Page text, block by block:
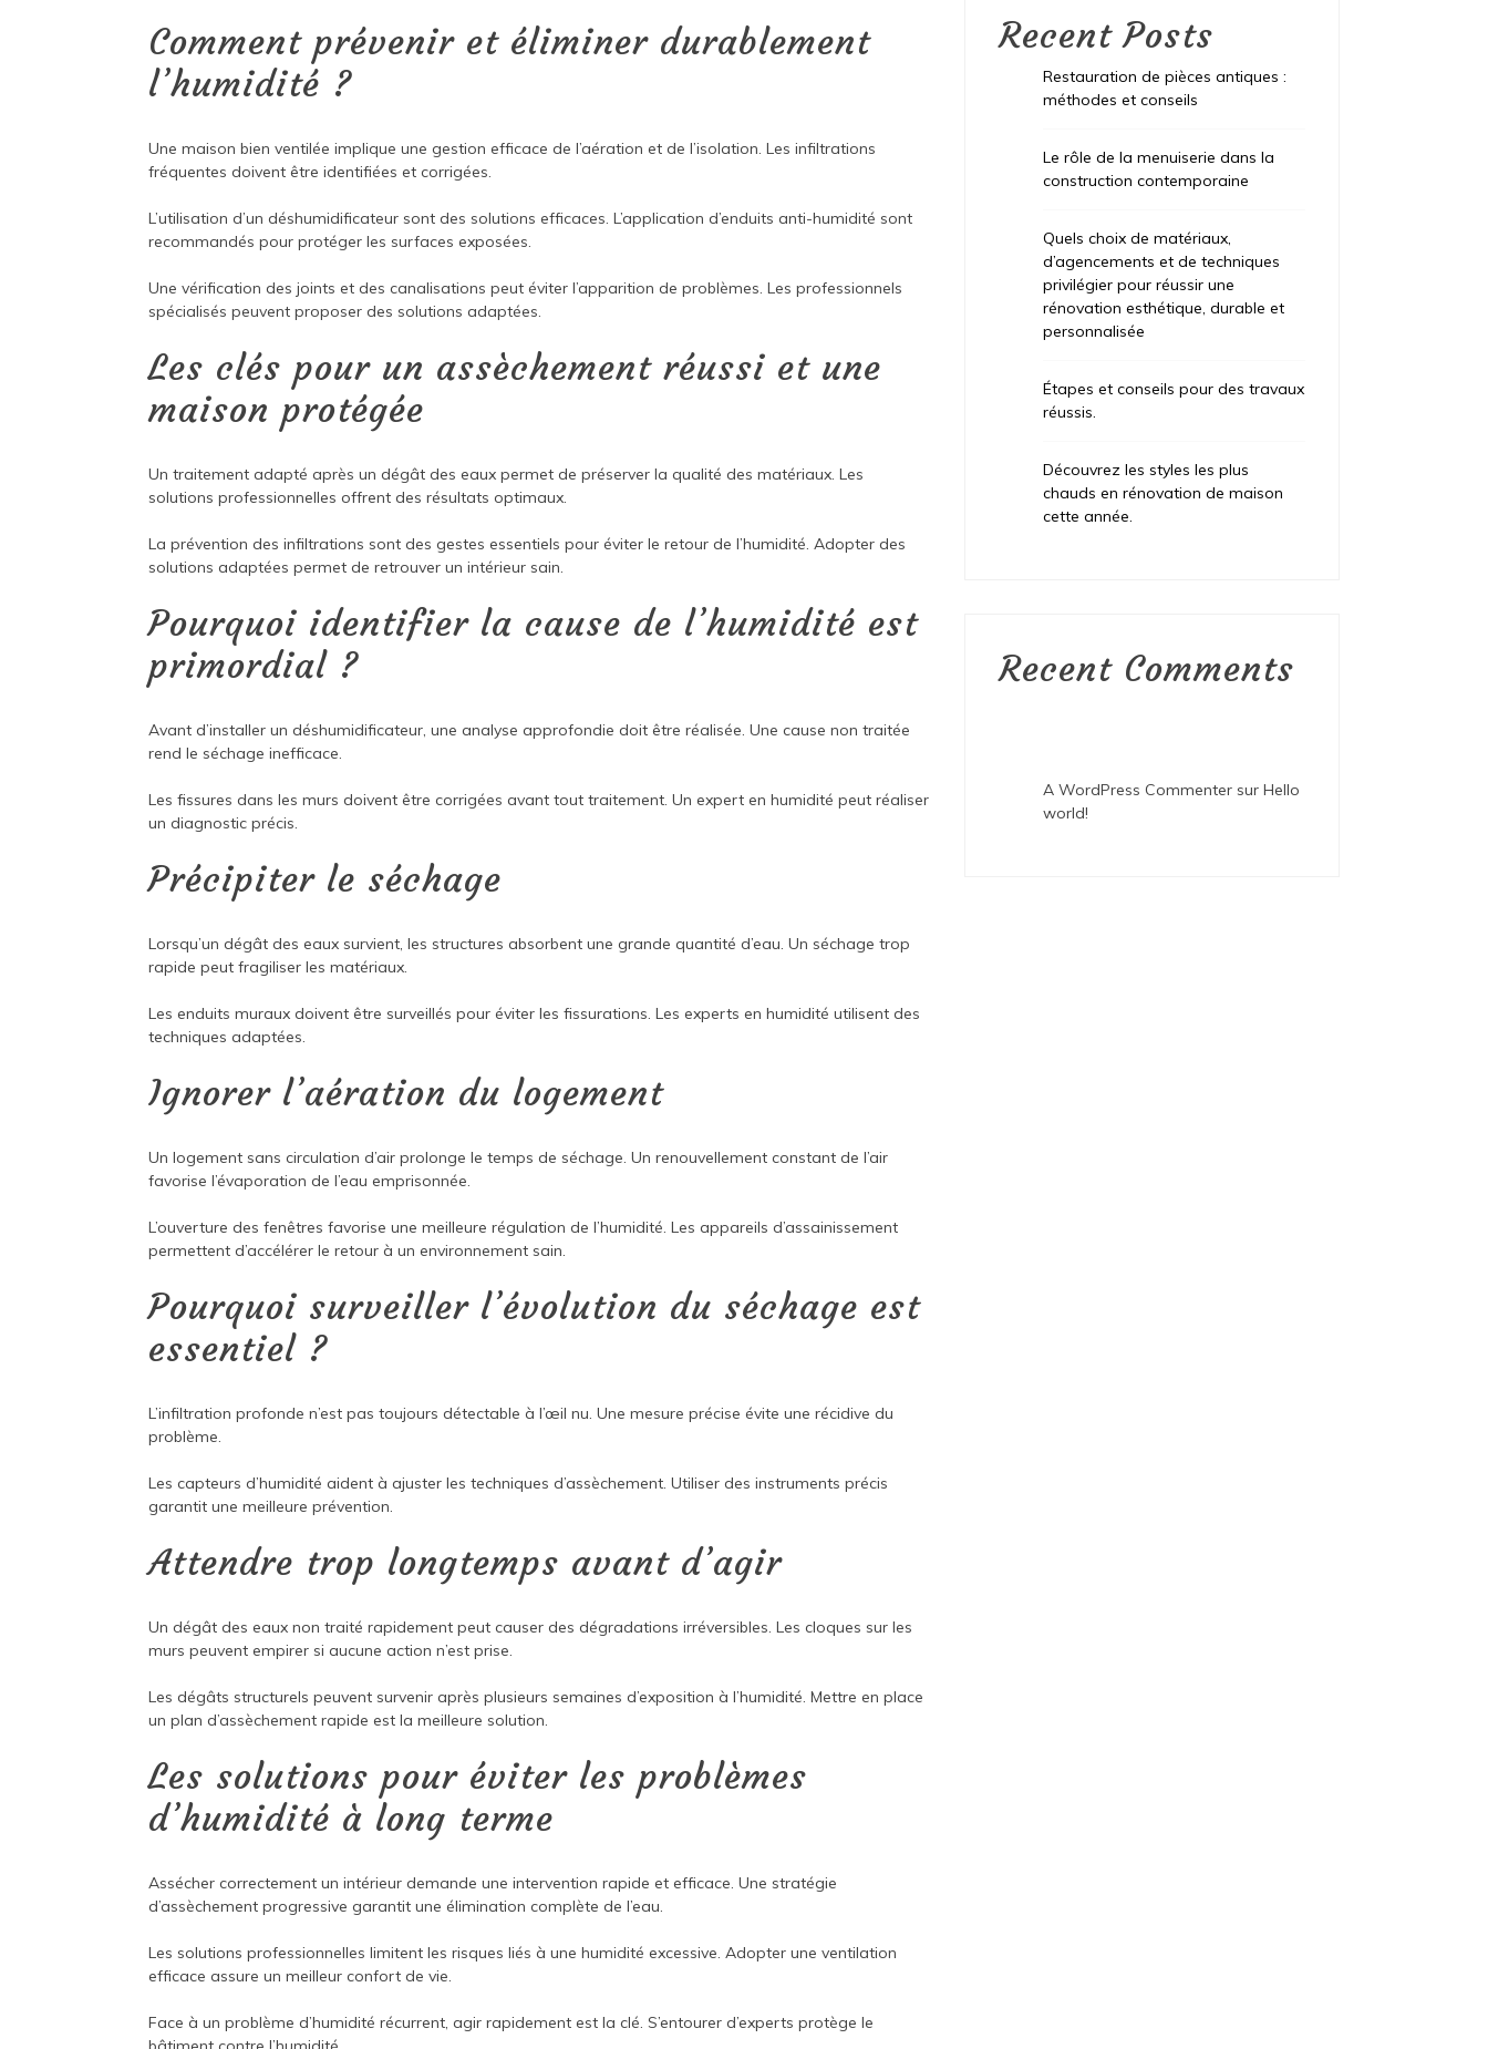
Comment prévenir et éliminer durablement
l’humidité ?
Une maison bien ventilée implique une gestion efficace de l’aération et de l’isolation. Les infiltrations
fréquentes doivent être identifiées et corrigées.
L’utilisation d’un déshumidificateur sont des solutions efficaces. L’application d’enduits anti-humidité sont
recommandés pour protéger les surfaces exposées.
Une vérification des joints et des canalisations peut éviter l’apparition de problèmes. Les professionnels
spécialisés peuvent proposer des solutions adaptées.
Les clés pour un assèchement réussi et une
maison protégée
Un traitement adapté après un dégât des eaux permet de préserver la qualité des matériaux. Les
solutions professionnelles offrent des résultats optimaux.
La prévention des infiltrations sont des gestes essentiels pour éviter le retour de l’humidité. Adopter des
solutions adaptées permet de retrouver un intérieur sain.
Pourquoi identifier la cause de l’humidité est
primordial ?
Avant d’installer un déshumidificateur, une analyse approfondie doit être réalisée. Une cause non traitée
rend le séchage inefficace.
Les fissures dans les murs doivent être corrigées avant tout traitement. Un expert en humidité peut réaliser
un diagnostic précis.
Précipiter le séchage
Lorsqu’un dégât des eaux survient, les structures absorbent une grande quantité d’eau. Un séchage trop
rapide peut fragiliser les matériaux.
Les enduits muraux doivent être surveillés pour éviter les fissurations. Les experts en humidité utilisent des
techniques adaptées.
Ignorer l’aération du logement
Un logement sans circulation d’air prolonge le temps de séchage. Un renouvellement constant de l’air
favorise l’évaporation de l’eau emprisonnée.
L’ouverture des fenêtres favorise une meilleure régulation de l’humidité. Les appareils d’assainissement
permettent d’accélérer le retour à un environnement sain.
Pourquoi surveiller l’évolution du séchage est
essentiel ?
L’infiltration profonde n’est pas toujours détectable à l’œil nu. Une mesure précise évite une récidive du
problème.
Les capteurs d’humidité aident à ajuster les techniques d’assèchement. Utiliser des instruments précis
garantit une meilleure prévention.
Attendre trop longtemps avant d’agir
Un dégât des eaux non traité rapidement peut causer des dégradations irréversibles. Les cloques sur les
murs peuvent empirer si aucune action n’est prise.
Les dégâts structurels peuvent survenir après plusieurs semaines d’exposition à l’humidité. Mettre en place
un plan d’assèchement rapide est la meilleure solution.
Les solutions pour éviter les problèmes
d’humidité à long terme
Assécher correctement un intérieur demande une intervention rapide et efficace. Une stratégie
d’assèchement progressive garantit une élimination complète de l’eau.
Les solutions professionnelles limitent les risques liés à une humidité excessive. Adopter une ventilation
efficace assure un meilleur confort de vie.
Face à un problème d’humidité récurrent, agir rapidement est la clé. S’entourer d’experts protège le
Recent Posts
Restauration de pièces antiques :
méthodes et conseils
Le rôle de la menuiserie dans la
construction contemporaine
Quels choix de matériaux,
d’agencements et de techniques
privilégier pour réussir une
rénovation esthétique, durable et
personnalisée
Étapes et conseils pour des travaux
réussis.
Découvrez les styles les plus
chauds en rénovation de maison
cette année.
Recent Comments
A WordPress Commenter surHello
world!